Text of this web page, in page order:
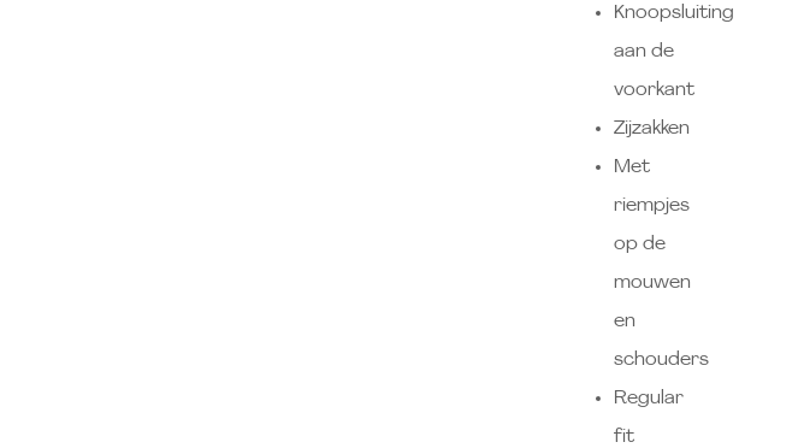
Knoopsluiting
aan de
voorkant
Zijzakken
Met
riempjes
op de
mouwen
en
schouders
Regular
fit